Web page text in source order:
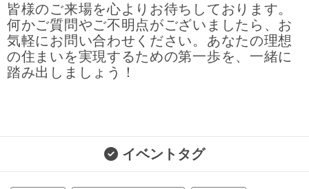
皆様のご来場を心よりお待ちしております。
何かご質問やご不明点がございましたら、お
気軽にお問い合わせください。あなたの理想
の住まいを実現するための第一歩を、一緒に
踏み出しましょう！
イベントタグ